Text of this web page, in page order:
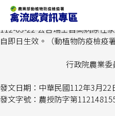
主
要
塊
首頁>最新消息> 112-03-22 公
冒非疫區刪除，並自即日生效。
112-03-22 公告瑞士自高病原性
自即日生效。（動植物防疫檢疫署
行政院農業
發文日期：中華民國112年3月22
發文字號：農授防字第